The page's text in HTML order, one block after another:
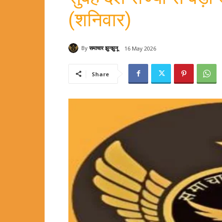
(शनिवार)
By समाचार झुन्झुनू 16 May 2026
Share